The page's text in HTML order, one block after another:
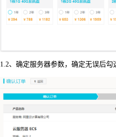
1.2、确定服务器参数，确定无误后